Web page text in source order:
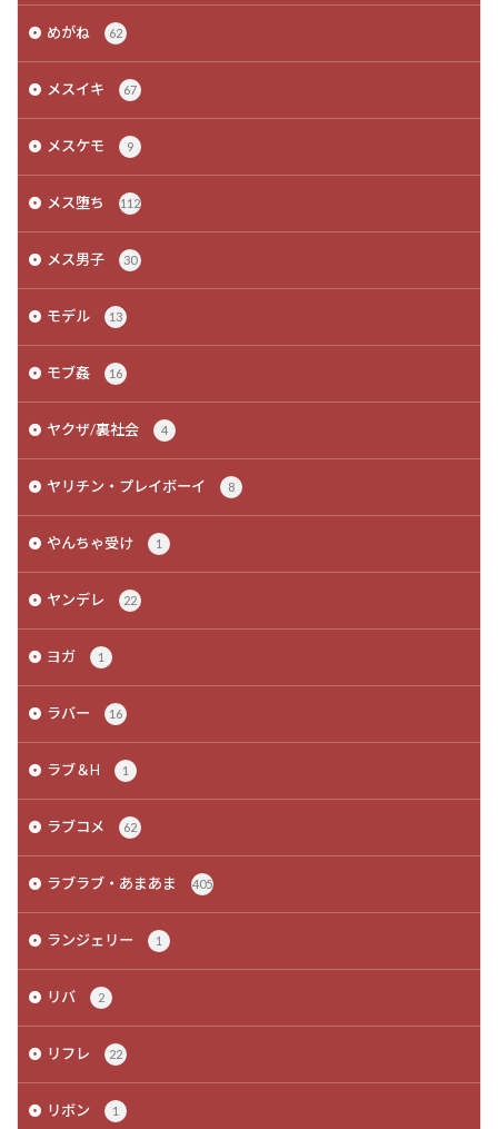
めがね 62
メスイキ 67
メスケモ 9
メス堕ち 112
メス男子 30
モデル 13
モブ姦 16
ヤクザ/裏社会 4
ヤリチン・プレイボーイ 8
やんちゃ受け 1
ヤンデレ 22
ヨガ 1
ラバー 16
ラブ＆H 1
ラブコメ 62
ラブラブ・あまあま 405
ランジェリー 1
リバ 2
リフレ 22
リボン 1